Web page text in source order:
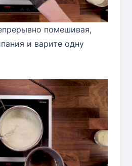
помешивая,
и варите одну